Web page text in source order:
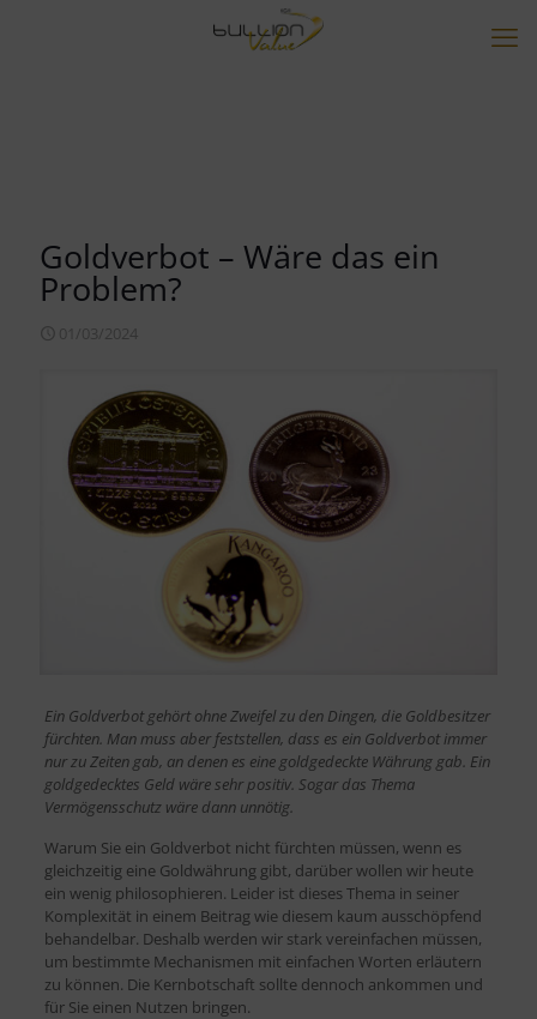
Goldverbot – Wäre das ein
Problem?
01/03/2024
Ein Goldverbot gehört ohne Zweifel zu den Dingen, die Goldbesitzer
fürchten. Man muss aber feststellen, dass es ein Goldverbot immer
nur zu Zeiten gab, an denen es eine goldgedeckte Währung gab. Ein
goldgedecktes Geld wäre sehr positiv. Sogar das Thema
Vermögensschutz wäre dann unnötig.
Warum Sie ein Goldverbot nicht fürchten müssen, wenn es
gleichzeitig eine Goldwährung gibt, darüber wollen wir heute
ein wenig philosophieren. Leider ist dieses Thema in seiner
Komplexität in einem Beitrag wie diesem kaum ausschöpfend
behandelbar. Deshalb werden wir stark vereinfachen müssen,
um bestimmte Mechanismen mit einfachen Worten erläutern
zu können. Die Kernbotschaft sollte dennoch ankommen und
für Sie einen Nutzen bringen.